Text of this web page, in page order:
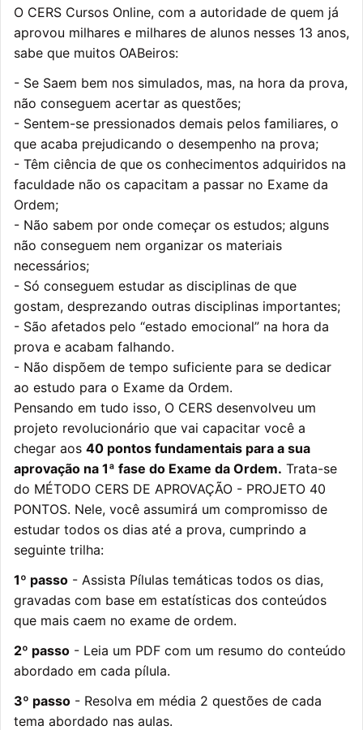
O CERS Cursos Online, com a autoridade de quem já
aprovou milhares e milhares de alunos nesses 13 anos,
sabe que muitos OABeiros:
- Se Saem bem nos simulados, mas, na hora da prova,
não conseguem acertar as questões;
- Sentem-se pressionados demais pelos familiares, o
que acaba prejudicando o desempenho na prova;
- Têm ciência de que os conhecimentos adquiridos na
faculdade não os capacitam a passar no Exame da
Ordem;
- Não sabem por onde começar os estudos; alguns
não conseguem nem organizar os materiais
necessários;
- Só conseguem estudar as disciplinas de que
gostam, desprezando outras disciplinas importantes;
- São afetados pelo “estado emocional” na hora da
prova e acabam falhando.
- Não dispõem de tempo suficiente para se dedicar
ao estudo para o Exame da Ordem.
Pensando em tudo isso, O CERS desenvolveu um
projeto revolucionário que vai capacitar você a
chegar aos 40 pontos fundamentais para a sua
aprovação na 1ª fase do Exame da Ordem. Trata-se
do MÉTODO CERS DE APROVAÇÃO - PROJETO 40
PONTOS. Nele, você assumirá um compromisso de
estudar todos os dias até a prova, cumprindo a
seguinte trilha:
1º passo - Assista Pílulas temáticas todos os dias,
gravadas com base em estatísticas dos conteúdos
que mais caem no exame de ordem.
2º passo - Leia um PDF com um resumo do conteúdo
abordado em cada pílula.
3º passo - Resolva em média 2 questões de cada
tema abordado nas aulas.